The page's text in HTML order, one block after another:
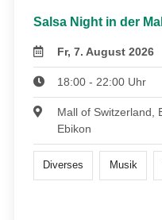
Salsa Night in der
Fr, 7. August 2026
18:00 - 22:00 Uhr
Mall of Switzerland,
Ebikon
Diverses Musik